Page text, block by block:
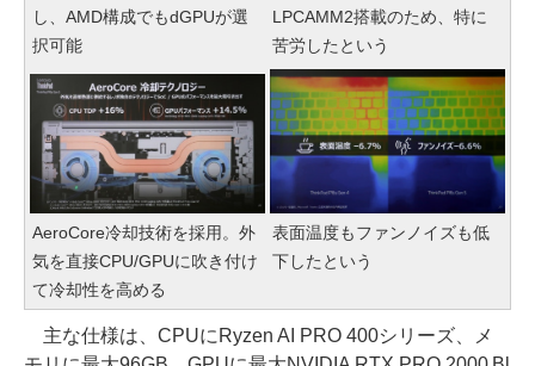
し、AMD構成でもdGPUが選
択可能
LPCAMM2搭載のため、特に
苦労したという
AeroCore冷却技術を採用。外
気を直接CPU/GPUに吹き付け
て冷却性を高める
表面温度もファンノイズも低
下したという
主な仕様は、CPUにRyzen AI PRO 400シリーズ、メ